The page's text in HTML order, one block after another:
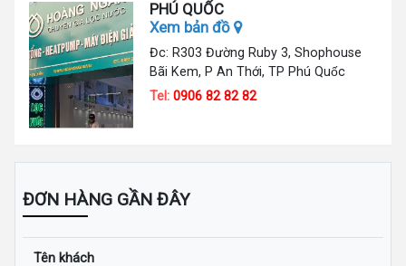
PHÚ QUỐC
Xem bản đồ
Đc: R303 Đường Ruby 3, Shophouse
Bãi Kem, P An Thới, TP Phú Quốc
Tel:0906 82 82 82
ĐƠN HÀNG GẦN ĐÂY
Tên khách